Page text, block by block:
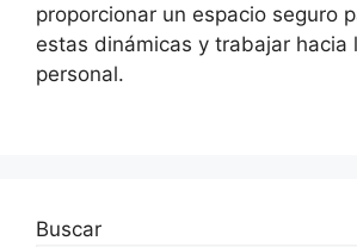
proporcionar un espacio seguro
estas dinámicas y trabajar hacia
personal.
Buscar